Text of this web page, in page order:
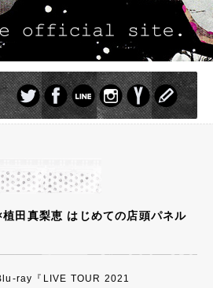
田真梨恵 はじめての店頭パネル
ray『LIVE TOUR 2021